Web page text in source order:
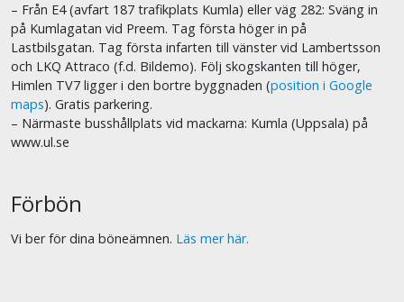
– Från E4 (avfart 187 trafikplats Kumla) eller väg 282: Sväng in
på Kumlagatan vid Preem. Tag första höger in på
Lastbilsgatan. Tag första infarten till vänster vid Lambertsson
och LKQ Attraco (f.d. Bildemo). Följ skogskanten till höger,
Himlen TV7 ligger i den bortre byggnaden (position i Google
maps). Gratis parkering.
– Närmaste busshållplats vid mackarna: Kumla (Uppsala) på
www.ul.se
Förbön
Vi ber för dina böneämnen. Läs mer här.